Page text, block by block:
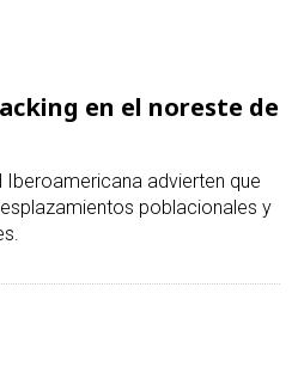
en el noreste de
Iberoamericana advierten que
poblacionales y